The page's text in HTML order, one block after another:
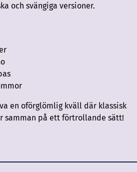
och svängiga versioner.
en oförglömlig kväll där klassisk
samman på ett förtrollande sätt!